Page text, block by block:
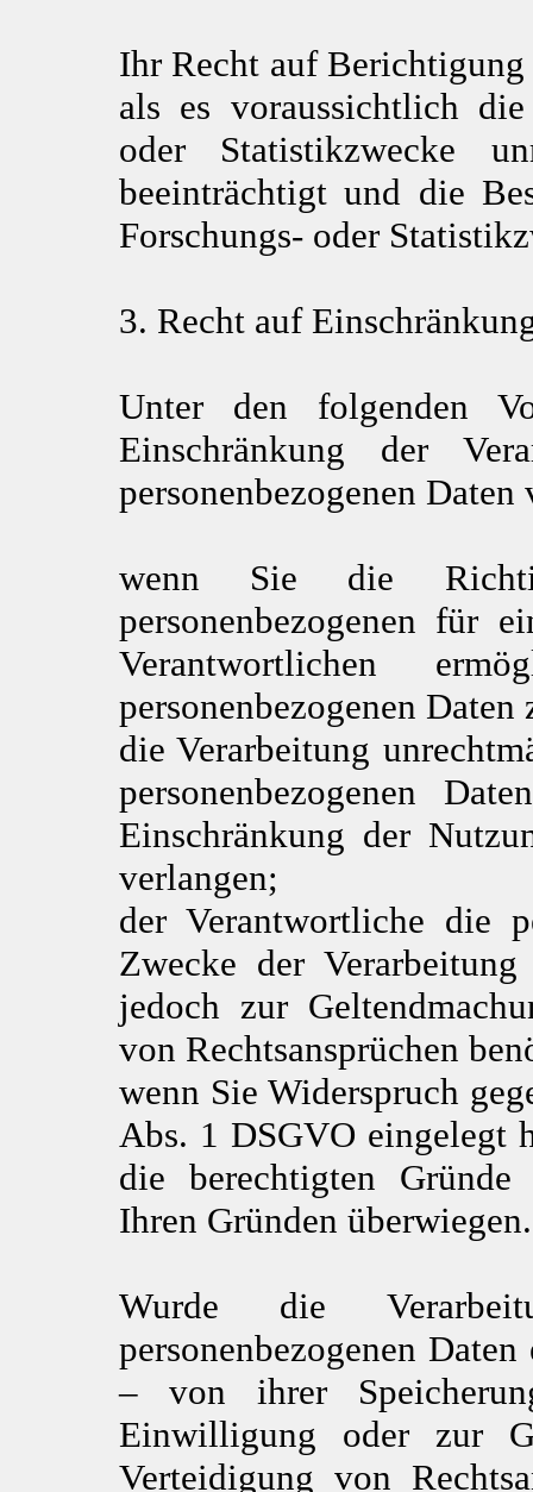
Ihr Recht auf
als es voraussichtlich
oder Statistikzwecke
beeinträchtigt und die
Forschungs- oder
3. Recht auf
Unter den folgenden
Einschränkung der
personenbezogenen Daten
wenn Sie die
personenbezogenen für
Verantwortlichen
personenbezogenen
die Verarbeitung
personenbezogenen
Einschränkung der
verlangen;
der Verantwortliche die
Zwecke der
jedoch zur
von Rechtsansprüchen
wenn Sie Widerspruch
Abs. 1 DSGVO eingelegt
die berechtigten Gründe
Ihren Gründen überwiegen.
Wurde die
personenbezogenen
– von ihrer
Einwilligung oder zur
Verteidigung von